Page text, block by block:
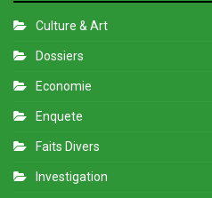
Culture & Art
Dossiers
Economie
Enquete
Faits Divers
Investigation